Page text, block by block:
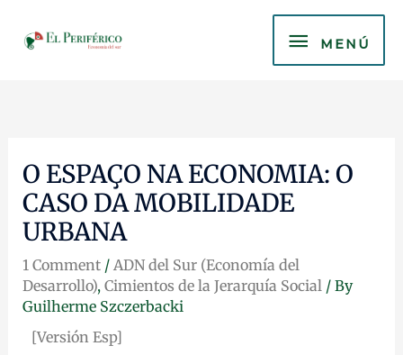
content
MENÚ
MENÚ
O ESPAÇO NA ECONOMIA: O
CASO DA MOBILIDADE
URBANA
1 Comment / ADN del Sur (Economía del
Desarrollo), Cimientos de la Jerarquía Social/ By
Guilherme Szczerbacki
[Versión Esp]